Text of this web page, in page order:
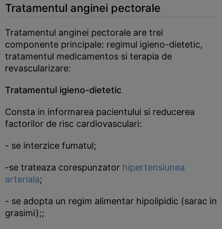
Tratamentul anginei pectorale
Tratamentul anginei pectorale are trei
componente principale: regimul igieno-dietetic,
tratamentul medicamentos si terapia de
revascularizare:
Tratamentul igieno-dietetic
Consta in informarea pacientului si reducerea
factorilor de risc cardiovasculari:
- se interzice fumatul;
-se trateaza corespunzator hipertensiunea
arteriala;
- se adopta un regim alimentar hipolipidic (sarac in
grasimi);;